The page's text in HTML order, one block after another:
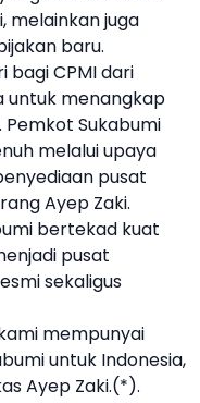
melainkan juga
baru.
bagi CPMI dari
untuk menangkap
Sukabumi
melalui upaya
pusat
Ayep Zaki.
bertekad kuat
pusat
sekaligus
mempunyai
untuk Indonesia,
Ayep Zaki.(*).